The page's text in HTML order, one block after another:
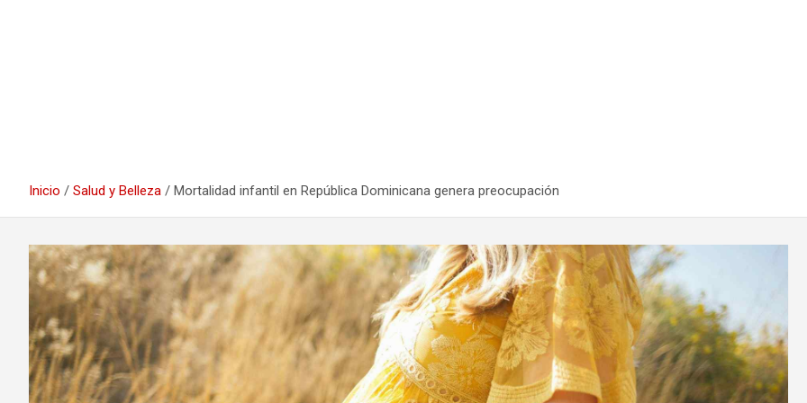
Inicio Salud y Belleza Mortalidad infantil en República Dominicana genera preocupación